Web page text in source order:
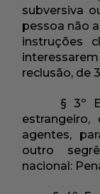
subversiva
pessoa não
instruções
reclusão, de
§ 3º
estrangeiro,
agentes,
outro
nacional: